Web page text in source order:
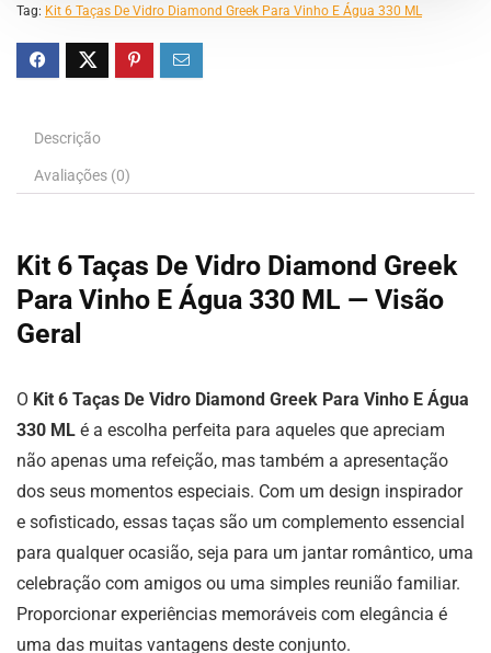
Tag: Kit 6 Taças De Vidro Diamond Greek Para Vinho E Água 330 ML
Descrição
Avaliações (0)
Kit 6 Taças De Vidro Diamond Greek
Para Vinho E Água 330 ML — Visão
Geral
O Kit 6 Taças De Vidro Diamond Greek Para Vinho E Água
330 ML é a escolha perfeita para aqueles que apreciam
não apenas uma refeição, mas também a apresentação
dos seus momentos especiais. Com um design inspirador
e sofisticado, essas taças são um complemento essencial
para qualquer ocasião, seja para um jantar romântico, uma
celebração com amigos ou uma simples reunião familiar.
Proporcionar experiências memoráveis com elegância é
uma das muitas vantagens deste conjunto.